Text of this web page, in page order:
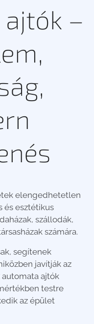
–
elengedhetetlen
és esztétikus
szállodák,
számára.
segítenek
javítják az
ajtók
testre
az épület